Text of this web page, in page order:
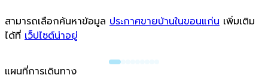
สามารถเลือกค้นหาข้อมูล ประกาศขายบ้านในขอนแก่น เพิ่มเติม
ได้ที่ เว็ปไซต์น่าอยู่
แผนที่การเดินทาง